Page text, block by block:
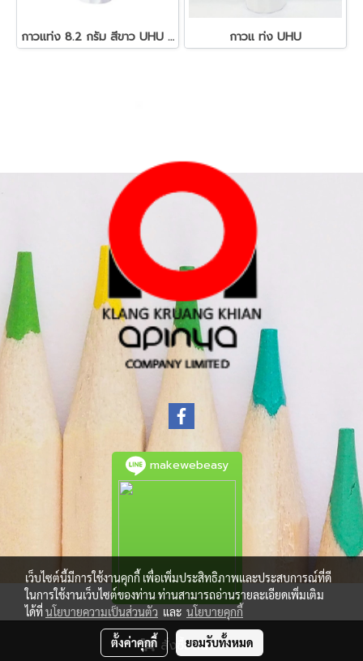
สั่งซื้อสินค้า
กาวแท่ง 8.2 กรัม สีขาว UHU 185 กาวแ ท่ง UHU
makewebeasy
© Copyright 2021 All Rights Reserved.
เว็บไซต์นี้มีการใช้งานคุกกี้ เพื่อเพิ่มประสิทธิภาพและประสบการณ์ที่ดี
ในการใช้งานเว็บไซต์ของท่าน ท่านสามารถอ่านรายละเอียดเพิ่มเติม
ได้ที่นโยบายความเป็นส่วนตัว และ นโยบายคุกกี้
ตั้งค่าคุกกี้ ยอมรับทั้งหมด